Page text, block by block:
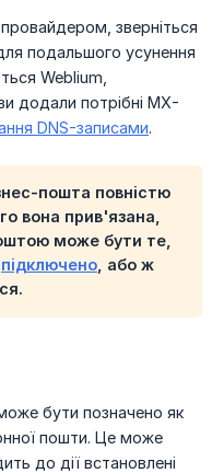
зверніться
подальшого усунення
Weblium,
додали потрібні MX-
DNS-записами.
пошта повністю
вона прив'язана,
може бути те,
підключено , або ж
бути позначено як
пошти. Це може
до дії встановлені